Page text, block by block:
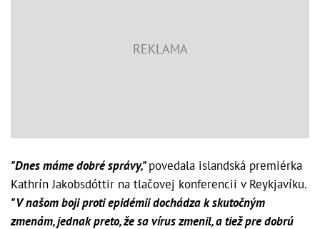
"Dnes máme dobré správy,"povedala islandská premiérka
Kathrín Jakobsdóttir na tlačovej konferencii v Reykjavíku.
"V našom boji proti epidémii dochádza k skutočným
zmenám, jednak preto, že sa vírus zmenil, a tiež pre dobrú